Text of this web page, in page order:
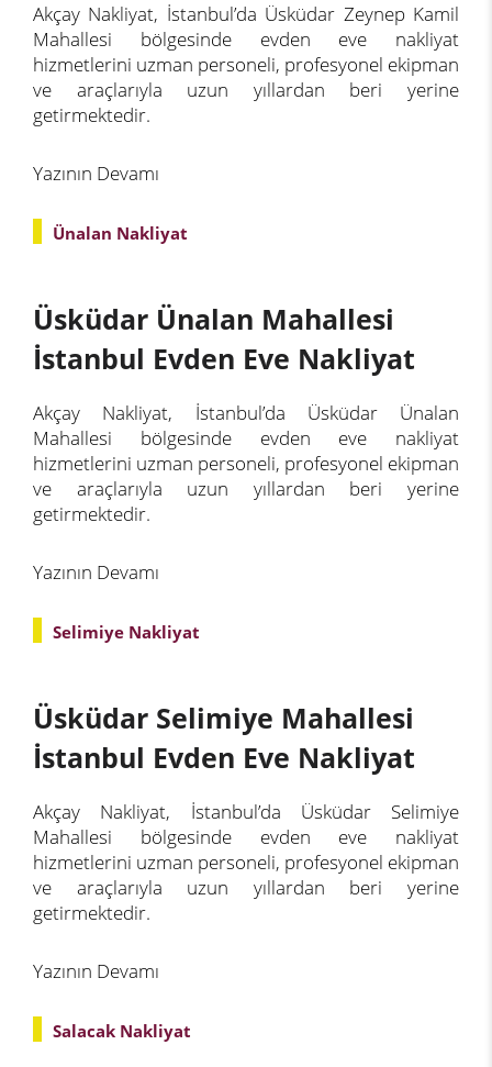
Akçay Nakliyat, İstanbul’da Üsküdar Zeynep Kamil
Mahallesi bölgesinde evden eve nakliyat
hizmetlerini uzman personeli, profesyonel ekipman
ve araçlarıyla uzun yıllardan beri yerine
getirmektedir.
Yazının Devamı
Ünalan Nakliyat
Üsküdar Ünalan Mahallesi
İstanbul Evden Eve Nakliyat
Akçay Nakliyat, İstanbul’da Üsküdar Ünalan
Mahallesi bölgesinde evden eve nakliyat
hizmetlerini uzman personeli, profesyonel ekipman
ve araçlarıyla uzun yıllardan beri yerine
getirmektedir.
Yazının Devamı
Selimiye Nakliyat
Üsküdar Selimiye Mahallesi
İstanbul Evden Eve Nakliyat
Akçay Nakliyat, İstanbul’da Üsküdar Selimiye
Mahallesi bölgesinde evden eve nakliyat
hizmetlerini uzman personeli, profesyonel ekipman
ve araçlarıyla uzun yıllardan beri yerine
getirmektedir.
Yazının Devamı
Salacak Nakliyat